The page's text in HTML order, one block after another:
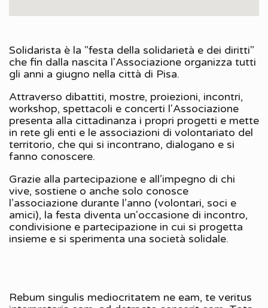
Solidarista è la "festa della solidarietà e dei diritti"
che fin dalla nascita l'Associazione organizza tutti
gli anni a giugno nella città di Pisa.
Attraverso dibattiti, mostre, proiezioni, incontri,
workshop, spettacoli e concerti l'Associazione
presenta alla cittadinanza i propri progetti e mette
in rete gli enti e le associazioni di volontariato del
territorio, che qui si incontrano, dialogano e si
fanno conoscere.
Grazie alla partecipazione e all’impegno di chi
vive, sostiene o anche solo conosce
l’associazione durante l’anno (volontari, soci e
amici), la festa diventa un'occasione di incontro,
condivisione e partecipazione in cui si progetta
insieme e si sperimenta una società solidale.
Rebum singulis mediocritatem ne eam, te veritus